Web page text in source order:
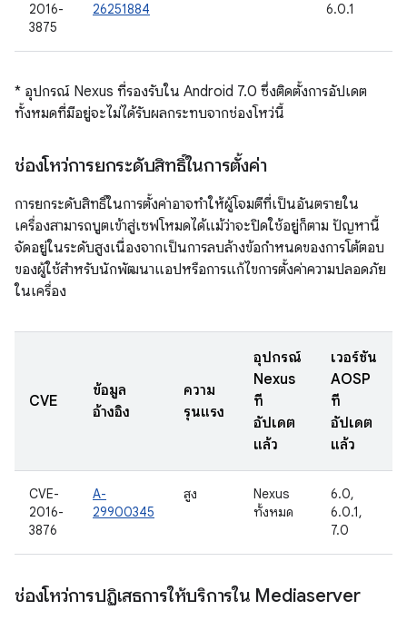
2016-
3875
26251884
6.0.1
* อุปกรณ์ Nexus ที่รองรับใน Android 7.0 ซึ่งติดตั้งการอัปเดต
ทั้งหมดที่มีอยู่จะไม่ได้รับผลกระทบจากช่องโหว่นี้
ช่องโหว่การยกระดับสิทธิ์ในการตั้งค่า
การยกระดับสิทธิ์ในการตั้งค่าอาจทำให้ผู้โจมตีที่เป็นอันตรายใน
เครื่องสามารถบูตเข้าสู่เซฟโหมดได้แม้ว่าจะปิดใช้อยู่ก็ตาม ปัญหานี้
จัดอยู่ในระดับสูงเนื่องจากเป็นการลบล้างข้อกำหนดของการโต้ตอบ
ของผู้ใช้สำหรับนักพัฒนาแอปหรือการแก้ไขการตั้งค่าความปลอดภัย
ในเครื่อง
CVE
ข้อมูล
อ้างอิง
ความ
รุนแรง
อุปกรณ์
Nexus
ที่
อัปเดต
แล้ว
เวอร์ชัน
AOSP
ที่
อัปเดต
แล้ว
CVE-
2016-
3876
A-
29900345
สูง
Nexus
ทั้งหมด
6.0,
6.0.1,
7.0
ช่องโหว่การปฏิเสธการให้บริการใน Mediaserver